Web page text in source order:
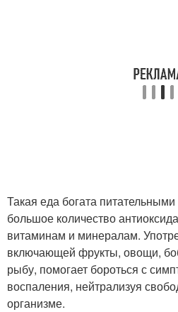
Продукт для человека
Продукты для кожи
Такая еда богата
большое количество
витаминам и минералам.
включающей фрукты, овощи,
рыбу, помогает бороться с
воспаления, нейтрализуя
организме.